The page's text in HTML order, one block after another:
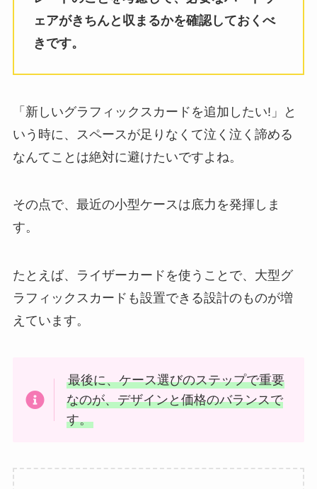
ェアがきちんと収まるかを確認しておくべ
きです。
「新しいグラフィックスカードを追加したい!」と
いう時に、スペースが足りなくて泣く泣く諦める
なんてことは絶対に避けたいですよね。
その点で、最近の小型ケースは底力を発揮しま
す。
たとえば、ライザーカードを使うことで、大型グ
ラフィックスカードも設置できる設計のものが増
えています。
最後に、ケース選びのステップで重要
なのが、デザインと価格のバランスで
す。